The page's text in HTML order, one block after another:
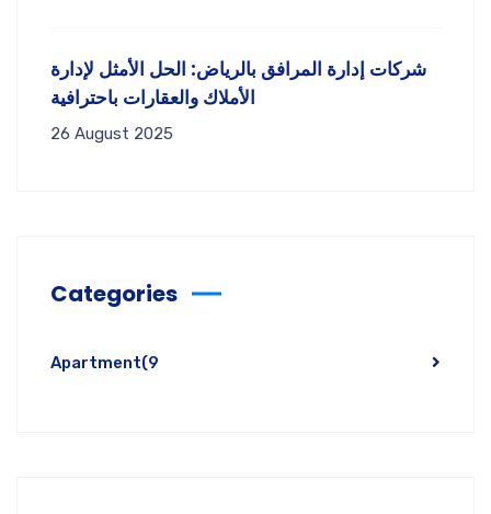
شركات إدارة المرافق بالرياض: الحل الأمثل لإدارة
الأملاك والعقارات باحترافية
26 August 2025
Categories
Apartment(9